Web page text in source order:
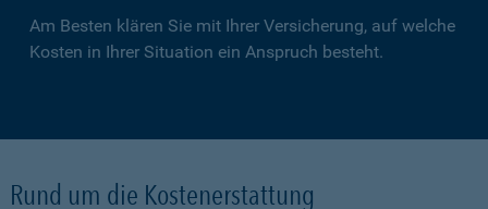
Am Besten klären Sie mit Ihrer Versicherung, auf welche
Kosten in Ihrer Situation ein Anspruch besteht.
Rund um die Kostenerstattung